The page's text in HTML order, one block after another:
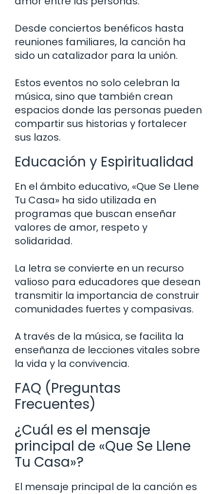
Desde conciertos benéficos hasta
reuniones familiares, la canción ha
sido un catalizador para la unión.
Estos eventos no solo celebran la
música, sino que también crean
espacios donde las personas pueden
compartir sus historias y fortalecer
sus lazos.
Educación y Espiritualidad
En el ámbito educativo, «Que Se Llene
Tu Casa» ha sido utilizada en
programas que buscan enseñar
valores de amor, respeto y
solidaridad.
La letra se convierte en un recurso
valioso para educadores que desean
transmitir la importancia de construir
comunidades fuertes y compasivas.
A través de la música, se facilita la
enseñanza de lecciones vitales sobre
la vida y la convivencia.
FAQ (Preguntas
Frecuentes)
¿Cuál es el mensaje
principal de «Que Se Llene
Tu Casa»?
El mensaje principal de la canción es